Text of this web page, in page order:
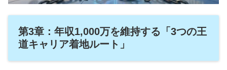
第3章：年収1,000万を維持する「3つの王
道キャリア着地ルート」